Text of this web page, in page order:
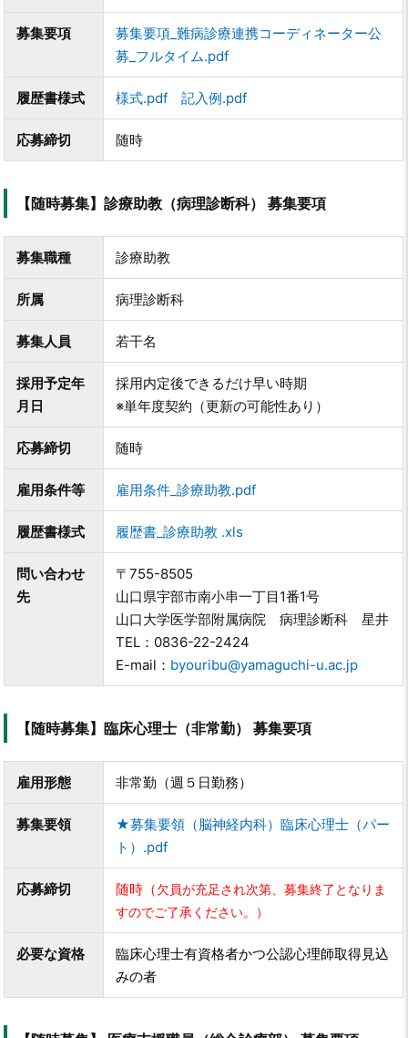
募集要項
募集要項_難病診療連携コーディネーター公
募_フルタイム.pdf
履歴書様式 様式.pdf 記入例.pdf
応募締切 随時
【随時募集】診療助教（病理診断科） 募集要項
募集職種 診療助教
所属 病理診断科
募集人員 若干名
採用予定年
月日
採用内定後できるだけ早い時期
※単年度契約（更新の可能性あり）
応募締切 随時
雇用条件等 雇用条件_診療助教.pdf
履歴書様式 履歴書_診療助教 .xls
問い合わせ
先
〒755-8505
山口県宇部市南小串一丁目1番1号
山口大学医学部附属病院 病理診断科 星井
TEL：0836-22-2424
E-mail： byouribu@yamaguchi-u.ac.jp
【随時募集】臨床心理士（非常勤） 募集要項
雇用形態 非常勤（週５日勤務）
募集要領
★募集要領（脳神経内科）臨床心理士（パー
ト）.pdf
応募締切 随時（欠員が充足され次第、募集終了となりま
すのでご了承ください。）
必要な資格
臨床心理士有資格者かつ公認心理師取得見込
みの者